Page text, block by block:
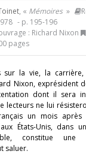
, « Mémoires »
- p. 195-196
: Richard Nixon
pages
sur la vie, la
Nixon, ex­président
dont il sera
lecteurs ne lui
un mois
États-Unis, dans
constitue une
saluer.